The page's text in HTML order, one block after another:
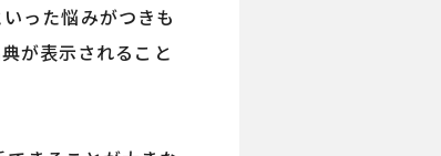
った悩みがつきも
が表示されること